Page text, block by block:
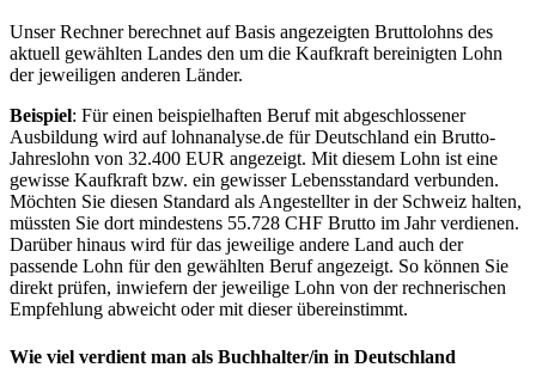
Unser Rechner berechnet auf Basis angezeigten Bruttolohns des
aktuell gewählten Landes den um die Kaufkraft bereinigten Lohn
der jeweiligen anderen Länder.
Beispiel: Für einen beispielhaften Beruf mit abgeschlossener
Ausbildung wird auf lohnanalyse.de für Deutschland ein Brutto-
Jahreslohn von 32.400 EUR angezeigt. Mit diesem Lohn ist eine
gewisse Kaufkraft bzw. ein gewisser Lebensstandard verbunden.
Möchten Sie diesen Standard als Angestellter in der Schweiz halten,
müssten Sie dort mindestens 55.728 CHF Brutto im Jahr verdienen.
Darüber hinaus wird für das jeweilige andere Land auch der
passende Lohn für den gewählten Beruf angezeigt. So können Sie
direkt prüfen, inwiefern der jeweilige Lohn von der rechnerischen
Empfehlung abweicht oder mit dieser übereinstimmt.
Wie viel verdient man als Buchhalter/in in Deutschland